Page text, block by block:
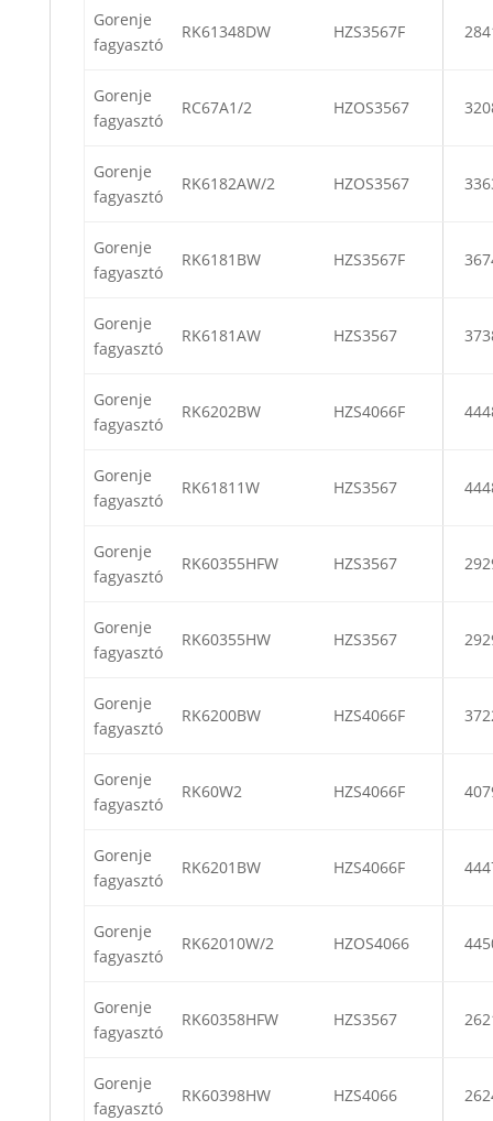
Gorenje
fagyasztó
RK61348DW HZS3567F
Gorenje
fagyasztó
RC67A1/2 HZOS3567
Gorenje
fagyasztó
RK6182AW/2 HZOS3567
Gorenje
fagyasztó
RK6181BW HZS3567F
Gorenje
fagyasztó
RK6181AW HZS3567
Gorenje
fagyasztó
RK6202BW HZS4066F
Gorenje
fagyasztó
RK61811W HZS3567
Gorenje
fagyasztó
RK60355HFW HZS3567
Gorenje
fagyasztó
RK60355HW HZS3567
Gorenje
fagyasztó
RK6200BW HZS4066F
Gorenje
fagyasztó
RK60W2 HZS4066F
Gorenje
fagyasztó
RK6201BW HZS4066F
Gorenje
fagyasztó
RK62010W/2 HZOS4066
Gorenje
fagyasztó
RK60358HFW HZS3567
Gorenje
fagyasztó
RK60398HW HZS4066